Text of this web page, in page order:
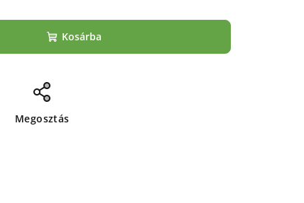
Kosárba
Megosztás